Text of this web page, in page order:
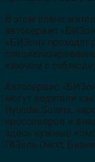
В этом плане
автосервис
«БИЗон» проходят
ключом с
Автосервис
могут водители
Hyundai Solaris,
кроссоверов и
здесь нужные
ГАЗель (Next,